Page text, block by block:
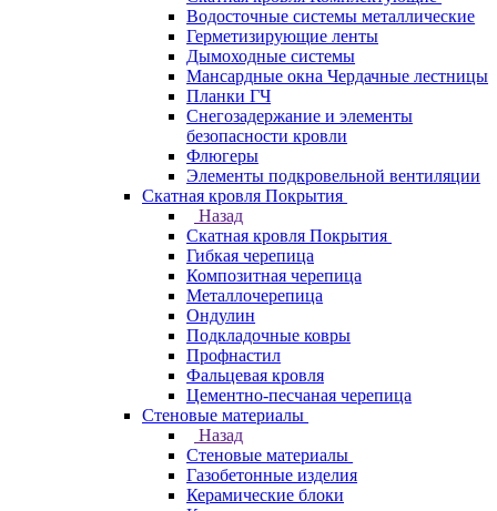
Водосточные системы металлические
Герметизирующие ленты
Дымоходные системы
Мансардные окна Чердачные лестницы
Планки ГЧ
Снегозадержание и элементы
безопасности кровли
Флюгеры
Элементы подкровельной вентиляции
Скатная кровля Покрытия
Назад
Скатная кровля Покрытия
Гибкая черепица
Композитная черепица
Металлочерепица
Ондулин
Подкладочные ковры
Профнастил
Фальцевая кровля
Цементно-песчаная черепица
Стеновые материалы
Назад
Стеновые материалы
Газобетонные изделия
Керамические блоки